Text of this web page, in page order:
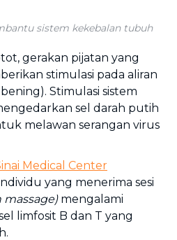
sistem kekebalan tubuh
gerakan pijatan yang
stimulasi pada aliran
Stimulasi sistem
sel darah putih
melawan serangan virus
Medical Center
yang menerima sesi
massage) mengalami
limfosit B dan T yang